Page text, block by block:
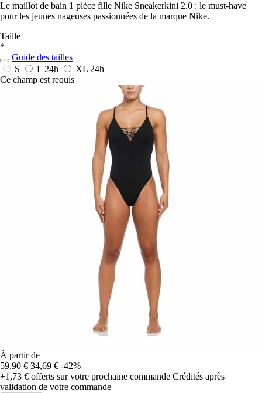
Le maillot de bain 1 pièce fille Nike Sneakerkini 2.0 : le must-have
pour les jeunes nageuses passionnées de la marque Nike.
Taille
*
Guide des tailles
S
L 24h XL 24h
Ce champ est requis
À partir de
59,90 € 34,69 € -42%
+1,73 € offerts sur votre prochaine commande Crédités après
validation de votre commande